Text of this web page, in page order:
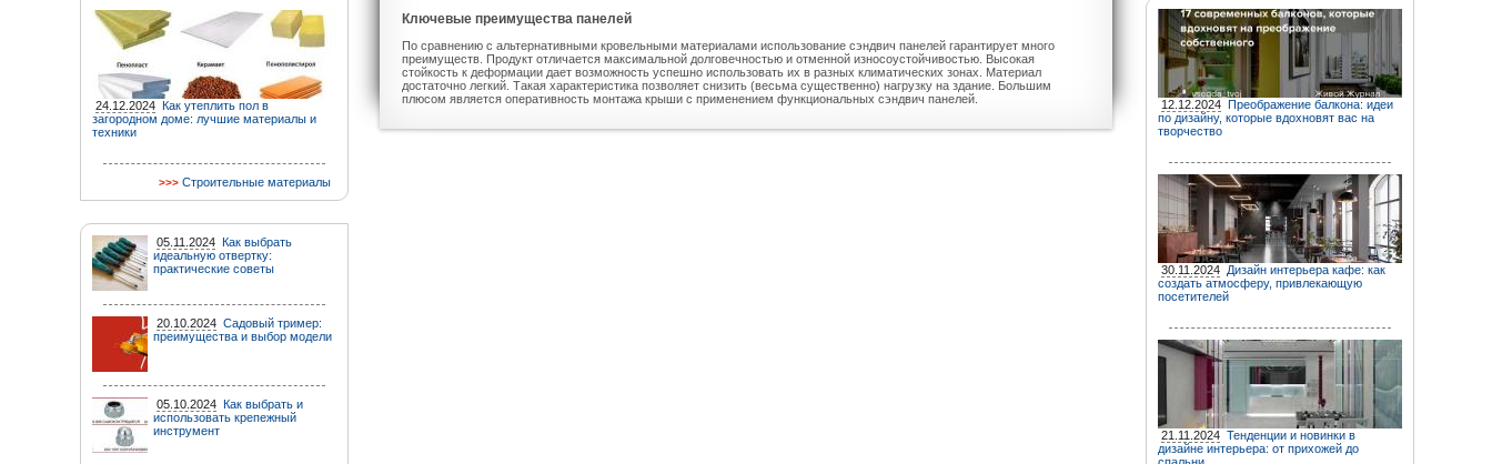
24.12.2024 Как утеплить пол в
загородном доме: лучшие материалы и
техники
Строительные материалы
05.11.2024 Как выбрать
идеальную отвертку:
практические советы
20.10.2024 Садовый тример:
преимущества и выбор модели
05.10.2024 Как выбрать и
использовать крепежный
инструмент
Ключевые преимущества панелей
По сравнению с альтернативными кровельными материалами использование сэндвич панелей гарантирует много
преимуществ. Продукт отличается максимальной долговечностью и отменной износоустойчивостью. Высокая
стойкость к деформации дает возможность успешно использовать их в разных климатических зонах. Материал
достаточно легкий. Такая характеристика позволяет снизить (весьма существенно) нагрузку на здание. Большим
плюсом является оперативность монтажа крыши с применением функциональных сэндвич панелей.
12.12.2024 Преображение балкона: идеи
по дизайну, которые вдохновят вас на
творчество
30.11.2024 Дизайн интерьера кафе: как
создать атмосферу, привлекающую
посетителей
21.11.2024 Тенденции и новинки в
дизайне интерьера: от прихожей до